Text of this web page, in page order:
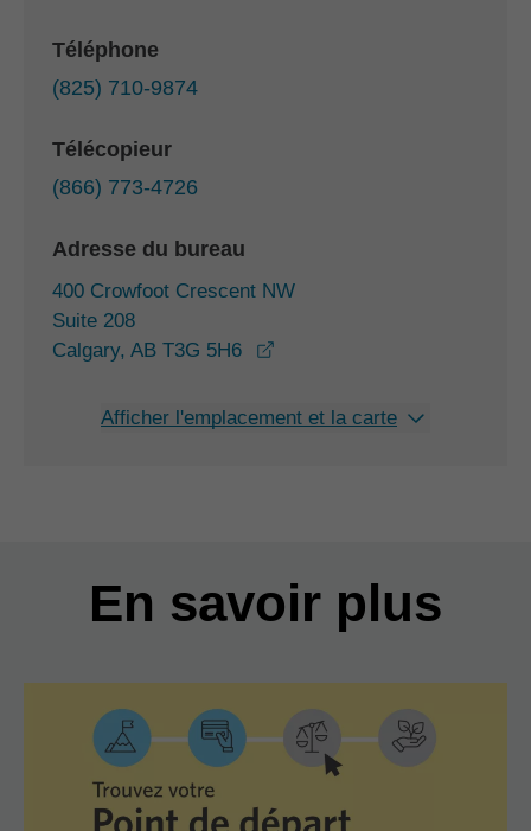
Téléphone
(825) 710-9874
Télécopieur
(866) 773-4726
Adresse du bureau
400 Crowfoot Crescent NW
Suite 208
Calgary, AB T3G 5H6
Afficher l'emplacement et la carte
En savoir plus